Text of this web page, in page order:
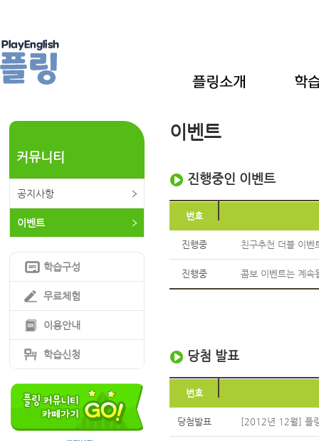
커뮤니티
공지사항
이벤트
학습구성
무료체험
이용안내
학습신청
이벤트
진행중인 이벤트
번호
진행중 친구추천 더블 이벤
진행중 콤보 이벤트는 계
당첨 발표
번호
당첨발표 [2012년 12월] 플